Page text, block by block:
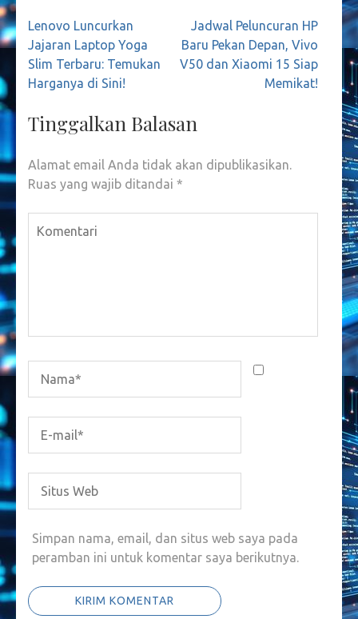
Navigasi
pos
Lenovo Luncurkan
Jajaran Laptop Yoga
Slim Terbaru: Temukan
Harganya di Sini!
Jadwal Peluncuran HP
Baru Pekan Depan, Vivo
V50 dan Xiaomi 15 Siap
Memikat!
Tinggalkan Balasan
Alamat email Anda tidak akan dipublikasikan.
Ruas yang wajib ditandai *
Simpan nama, email, dan situs web saya pada
peramban ini untuk komentar saya berikutnya.